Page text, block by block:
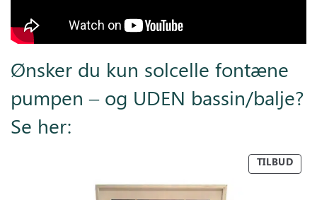
Ønsker du kun solcelle fontæne
pumpen – og UDEN bassin/balje?
Se her:
TILBUD